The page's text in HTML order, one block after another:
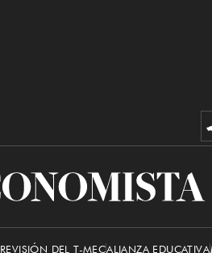
El
REVISIÓN DEL T-MECALIANZA EDUCATIVA